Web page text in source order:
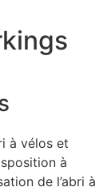
à vélos et
à
de l’abri à